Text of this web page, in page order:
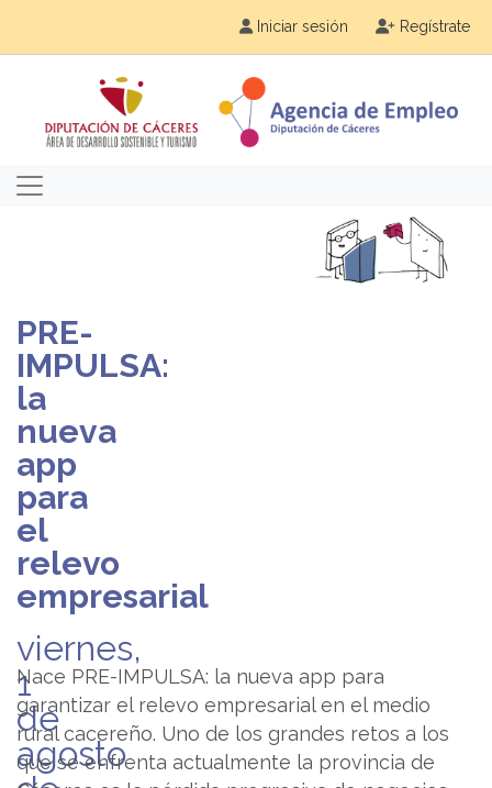
Iniciar sesión Regístrate
PRE-
IMPULSA:
la
nueva
app
para
el
relevo
empresarial
viernes,
1
de
agosto
Nace PRE-IMPULSA: la nueva app para
garantizar el relevo empresarial en el medio
rural cacereño. Uno de los grandes retos a los
que se enfrenta actualmente la provincia de